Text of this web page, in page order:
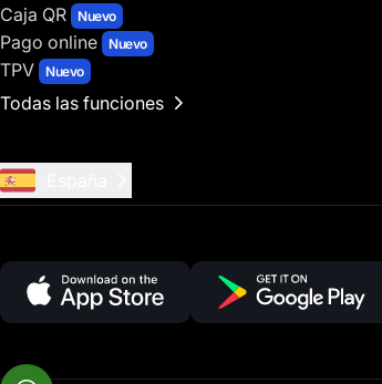
Caja QR
Nuevo
Pago online Nuevo
TPV Nuevo
Todas las funciones